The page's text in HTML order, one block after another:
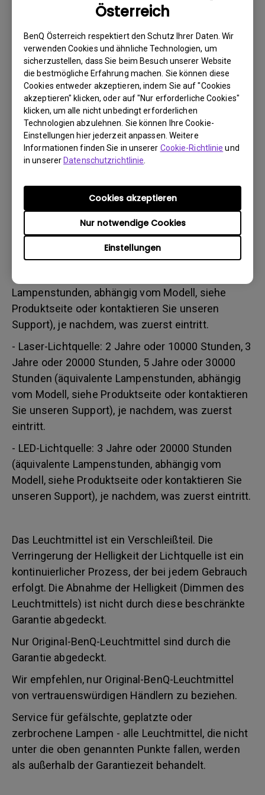
Österreich
BenQ Österreich respektiert den Schutz Ihrer Daten. Wir
verwenden Cookies und ähnliche Technologien, um
sicherzustellen, dass Sie beim Besuch unserer Website
die bestmögliche Erfahrung machen. Sie können diese
Cookies entweder akzeptieren, indem Sie auf "Cookies
akzeptieren" klicken, oder auf "Nur erforderliche Cookies"
klicken, um alle nicht unbedingt erforderlichen
Technologien abzulehnen. Sie können Ihre Cookie-
Einstellungen hier jederzeit anpassen. Weitere
Informationen finden Sie in unserer Cookie-Richtlinie und
in unsererDatenschutzrichtlinie
Einstellungen
Nur notwendige Cookies
Cookies akzeptieren
wie möglich über das Internet.
2. Fotografieren Sie Folgendes:
a. Verpackungsmaterial (innen und außen)
b. den physischen Schaden
3. Halten Sie die Rechnung und den Lieferschein bereit.
4. Verwenden Sie das Produkt nicht, da eventuell seine
Betriebsstunden überprüft werden.
Garantieeinschränkung
Die Garantie für Lampen (hier als Leuchtmittel
bezeichnet) richtet sich nach dem
Leuchtmitteltyp und ist begrenzt auf:
- Lampenlichtquelle (UHP): 1 Jahr bzw. 2000
Stunden/ 3 Jahre bzw. 3000 Stunden (äquivalente
Lampenstunden, abhängig vom Modell, siehe
Produktseite oder kontaktieren Sie unseren
Support), je nachdem, was zuerst eintritt.
- Laser-Lichtquelle: 2 Jahre oder 10000 Stunden, 3
Jahre oder 20000 Stunden, 5 Jahre oder 30000
Stunden (äquivalente Lampenstunden, abhängig
vom Modell, siehe Produktseite oder kontaktieren
Sie unseren Support), je nachdem, was zuerst
eintritt.
- LED-Lichtquelle: 3 Jahre oder 20000 Stunden
(äquivalente Lampenstunden, abhängig vom
Modell, siehe Produktseite oder kontaktieren Sie
unseren Support), je nachdem, was zuerst eintritt.
Das Leuchtmittel ist ein Verschleißteil. Die
Verringerung der Helligkeit der Lichtquelle ist ein
kontinuierlicher Prozess, der bei jedem Gebrauch
erfolgt. Die Abnahme der Helligkeit (Dimmen des
Leuchtmittels) ist nicht durch diese beschränkte
Garantie abgedeckt.
Nur Original-BenQ-Leuchtmittel sind durch die
Garantie abgedeckt.
Wir empfehlen, nur Original-BenQ-Leuchtmittel
von vertrauenswürdigen Händlern zu beziehen.
Service für gefälschte, geplatzte oder
zerbrochene Lampen - alle Leuchtmittel, die nicht
unter die oben genannten Punkte fallen, werden
als außerhalb der Garantiezeit behandelt.